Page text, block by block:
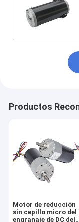
Productos
Motor de reducción
sin cepillo micro del
engranaje de DC del